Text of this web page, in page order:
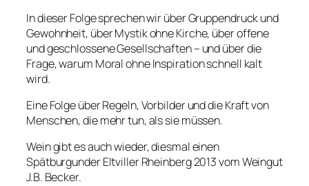
In dieser Folge sprechen wir über Gruppendruck und
Gewohnheit, über Mystik ohne Kirche, über offene
und geschlossene Gesellschaften – und über die
Frage, warum Moral ohne Inspiration schnell kalt
wird.
Eine Folge über Regeln, Vorbilder und die Kraft von
Menschen, die mehr tun, als sie müssen.
Wein gibt es auch wieder, diesmal einen
Spätburgunder Eltviller Rheinberg 2013 vom Weingut
J.B. Becker.